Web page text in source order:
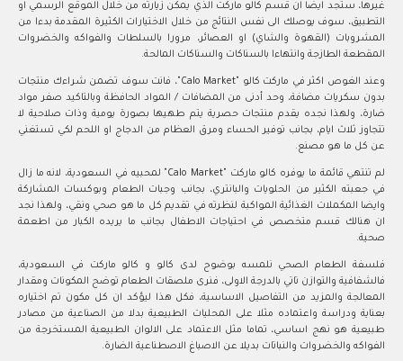
غيرها، ستجد ايضا ان قسم كالو ماركت الذي يمكن زيارته من خلال الموقع الرسمي او
التطبيق، سوف يوصلك الى نفس النتائج من خلال الاختيارات الكثيرة المقدمة بدءا من
المشروبات (القهوة والشاي) او العصائر، مرورا بالسلطات والفواكه والخضروات
المقطعة الطازجة وانتهاءا بالسناكات والسناكات المالحة.
وعند الغوص اكثر في ماركت كالو "Calo Market"، فانت سوف تضمن شراءك منتجات
بدون سكريات مضافة، وحد أدنى من المضافات / المواد الحافظة وبالتاكيد صفر مواد
ضارة، ولهذا نجده يقدم منتجات حصرية يتم طهيها بصورة يومية وذات صلاحية لا
تتجاوز ثلاث ايام، بجانب توفير الحساء ومرق العظام من الدجاج او اللحم لكي تستغني
عن كل ما هو مصنع.
لم تنتهي قائمة ما يوفره كالو ماركت "Calo Market" لمحبيه في السعودية، لانه ما زال
في جعبته الكثير من الحلويات والبانتري، بجانب وجبات الطعام وبوكسات المشاركة
وايضا المكملات الغذائية المواكبة لنظرته في تقديم كل ما هو صحي ونقي، ولهذا نجد
ان هنالك قسم متخصص في احتياجات الاطفال بجانب ما يريده الكبار من اطعمة
صحية.
فلسفة الطعام الصحي نلمسه بوضوح لدى كالو و كالو ماركت في السعودية،
فالشفافية والتوازن تاتي بالدرجة الاولى، فنرى ملصقات الطعام توضح المكونات ومقدار
المعالجة والمزيد من التفاصيل الاساسية، فكل هذا ليؤكد ان كل مكون تم اختياره
بعناية ودراسة واعتماده مثلا على المحليات الطبيعية بدلا من الصناعية من مصادر
طبيعية هو نهج اساسي، تماما مثل الاعتماد على الالوان الطبيعية المستخرجة من
الفواكه والخضروات والنباتات بديلا عن الاصباغ الاصطناعية الضارة.